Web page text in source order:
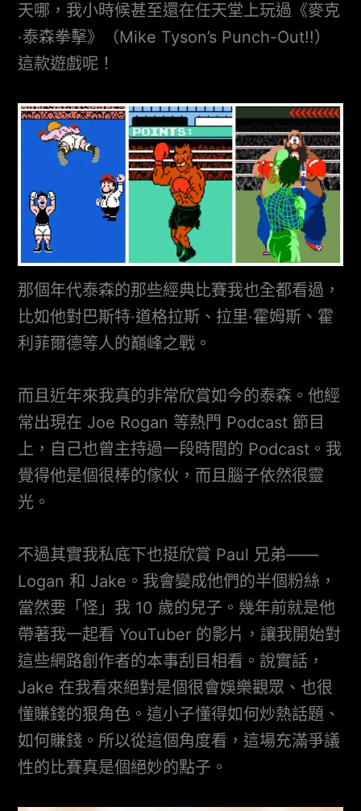
天哪，我小時候甚至還在任天堂上玩過《麥克
·泰森拳擊》（Mike Tyson’s Punch-Out!!）
這款遊戲呢！
那個年代泰森的那些經典比賽我也全都看過，
比如他對巴斯特·道格拉斯、拉里·霍姆斯、霍
利菲爾德等人的巔峰之戰。
而且近年來我真的非常欣賞如今的泰森。他經
常出現在 Joe Rogan 等熱門 Podcast 節目
上，自己也曾主持過一段時間的 Podcast。我
覺得他是個很棒的傢伙，而且腦子依然很靈
光。
不過其實我私底下也挺欣賞 Paul 兄弟——
Logan 和 Jake。我會變成他們的半個粉絲，
當然要「怪」我 10 歲的兒子。幾年前就是他
帶著我一起看 YouTuber 的影片，讓我開始對
這些網路創作者的本事刮目相看。說實話，
Jake 在我看來絕對是個很會娛樂觀眾、也很
懂賺錢的狠角色。這小子懂得如何炒熱話題、
如何賺錢。所以從這個角度看，這場充滿爭議
性的比賽真是個絕妙的點子。